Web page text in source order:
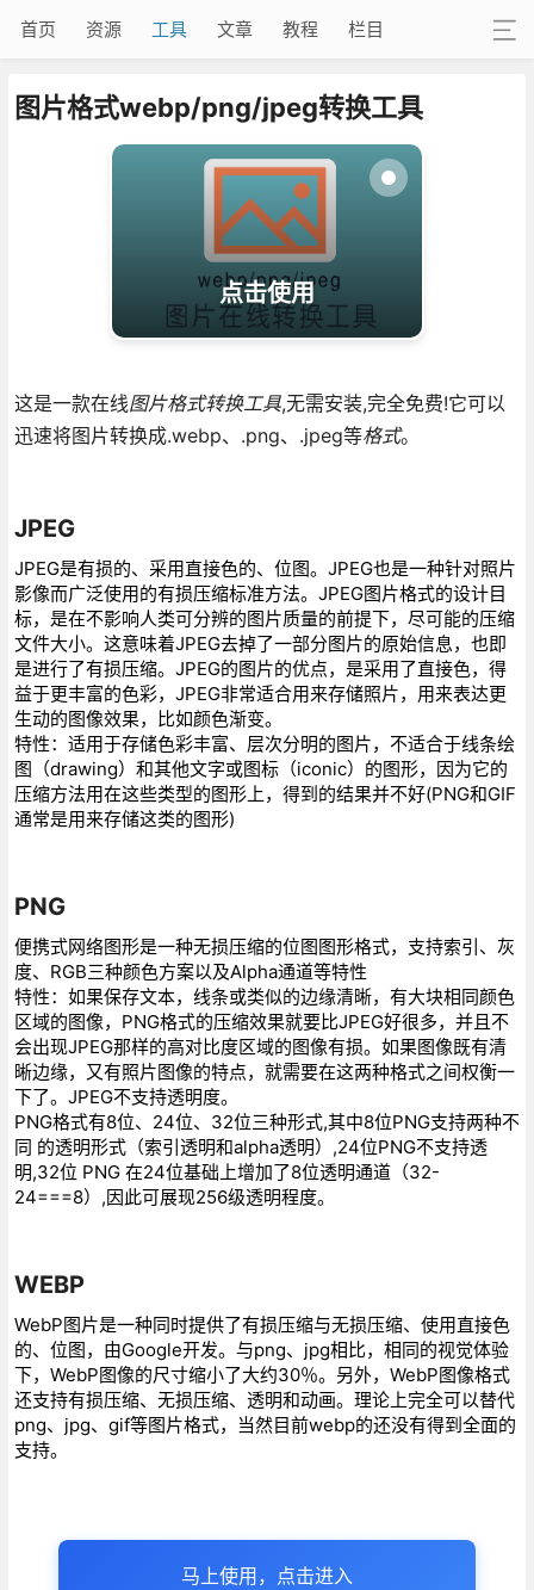
首页 资源 工具 文章 教程 栏目
图片格式webp/png/jpeg转换工具
点击使用
这是一款在线图片格式转换工具,无需安装,完全免费!它可以
迅速将图片转换成.webp、.png、.jpeg等格式。
JPEG
JPEG是有损的、采用直接色的、位图。JPEG也是一种针对照片
影像而广泛使用的有损压缩标准方法。JPEG图片格式的设计目
标，是在不影响人类可分辨的图片质量的前提下，尽可能的压缩
文件大小。这意味着JPEG去掉了一部分图片的原始信息，也即
是进行了有损压缩。JPEG的图片的优点，是采用了直接色，得
益于更丰富的色彩，JPEG非常适合用来存储照片，用来表达更
生动的图像效果，比如颜色渐变。
特性：适用于存储色彩丰富、层次分明的图片，不适合于线条绘
图（drawing）和其他文字或图标（iconic）的图形，因为它的
压缩方法用在这些类型的图形上，得到的结果并不好(PNG和GIF
通常是用来存储这类的图形)
PNG
便携式网络图形是一种无损压缩的位图图形格式，支持索引、灰
度、RGB三种颜色方案以及Alpha通道等特性
特性：如果保存文本，线条或类似的边缘清晰，有大块相同颜色
区域的图像，PNG格式的压缩效果就要比JPEG好很多，并且不
会出现JPEG那样的高对比度区域的图像有损。如果图像既有清
晰边缘，又有照片图像的特点，就需要在这两种格式之间权衡一
下了。JPEG不支持透明度。
PNG格式有8位、24位、32位三种形式,其中8位PNG支持两种不
同 的透明形式（索引透明和alpha透明）,24位PNG不支持透
明,32位 PNG 在24位基础上增加了8位透明通道（32-
24===8）,因此可展现256级透明程度。
WEBP
WebP图片是一种同时提供了有损压缩与无损压缩、使用直接色
的、位图，由Google开发。与png、jpg相比，相同的视觉体验
下，WebP图像的尺寸缩小了大约30％。另外，WebP图像格式
还支持有损压缩、无损压缩、透明和动画。理论上完全可以替代
png、jpg、gif等图片格式，当然目前webp的还没有得到全面的
支持。
马上使用，点击进入